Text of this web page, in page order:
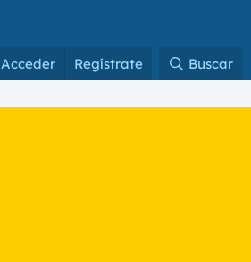
Acceder Regístrate Buscar